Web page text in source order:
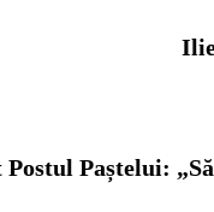
Postul Paștelui: